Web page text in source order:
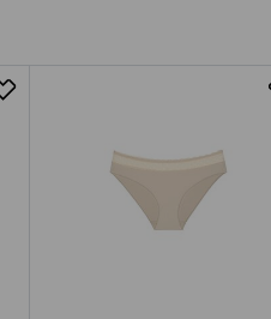
brief-alushousut